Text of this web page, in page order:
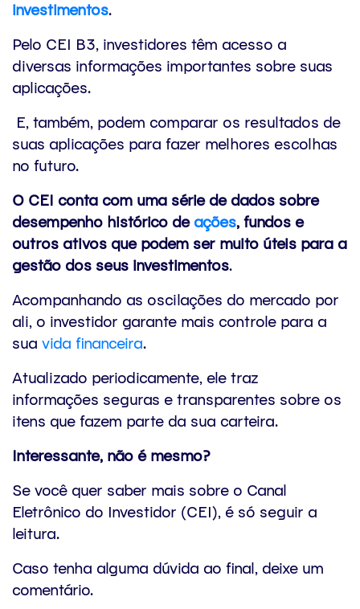
investimentos.
Pelo CEI B3, investidores têm acesso a
diversas informações importantes sobre suas
aplicações.
E, também, podem comparar os resultados de
suas aplicações para fazer melhores escolhas
no futuro.
O CEI conta com uma série de dados sobre
desempenho histórico de ações, fundos e
outros ativos que podem ser muito úteis para a
gestão dos seus investimentos.
Acompanhando as oscilações do mercado por
ali, o investidor garante mais controle para a
sua vida financeira.
Atualizado periodicamente, ele traz
informações seguras e transparentes sobre os
itens que fazem parte da sua carteira.
Interessante, não é mesmo?
Se você quer saber mais sobre o Canal
Eletrônico do Investidor (CEI), é só seguir a
leitura.
Caso tenha alguma dúvida ao final, deixe um
comentário.